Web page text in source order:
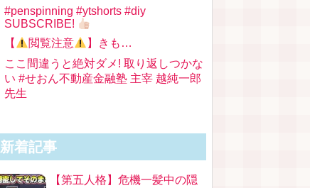
#penspinning #ytshorts #diy
SUBSCRIBE!
【
閲覧注意
】きも…
ここ間違うと絶対ダメ! 取り返しつかな
い #せおん不動産金融塾 主宰 越純一郎
先生
新着記事
【第五人格】危機一髪中の隠